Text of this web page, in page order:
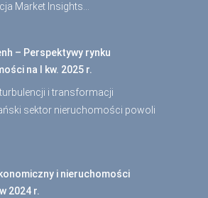
Market Insights…
– Perspektywy rynku
na I kw. 2025 r.
i transformacji
sektor nieruchomości powoli
i nieruchomości
2024 r.